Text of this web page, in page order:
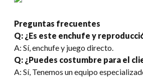
Preguntas frecuentes
Q: ¿Es este enchufe y
A: Sí, enchufe y juego directo.
Q: ¿Puedes costumbre para el
A: Sí, Tenemos un equipo